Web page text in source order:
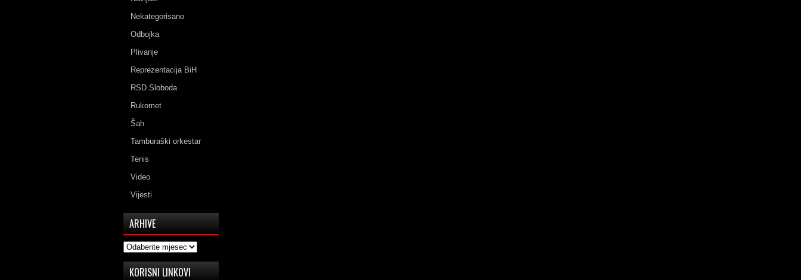
Nekategorisano
Odbojka
Plivanje
Reprezentacija BiH
RSD Sloboda
Rukomet
Šah
Tamburaški orkestar
Tenis
Video
Vijesti
ARHIVE
Arhive
KORISNI LINKOVI